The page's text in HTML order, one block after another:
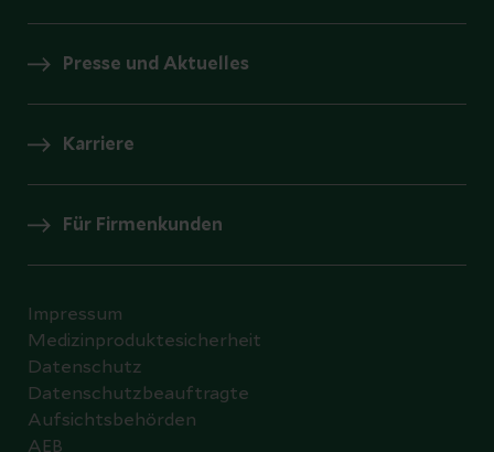
Presse und Aktuelles
Karriere
Für Firmenkunden
Impressum
Medizinproduktesicherheit
Datenschutz
Datenschutzbeauftragte
Aufsichtsbehörden
AEB